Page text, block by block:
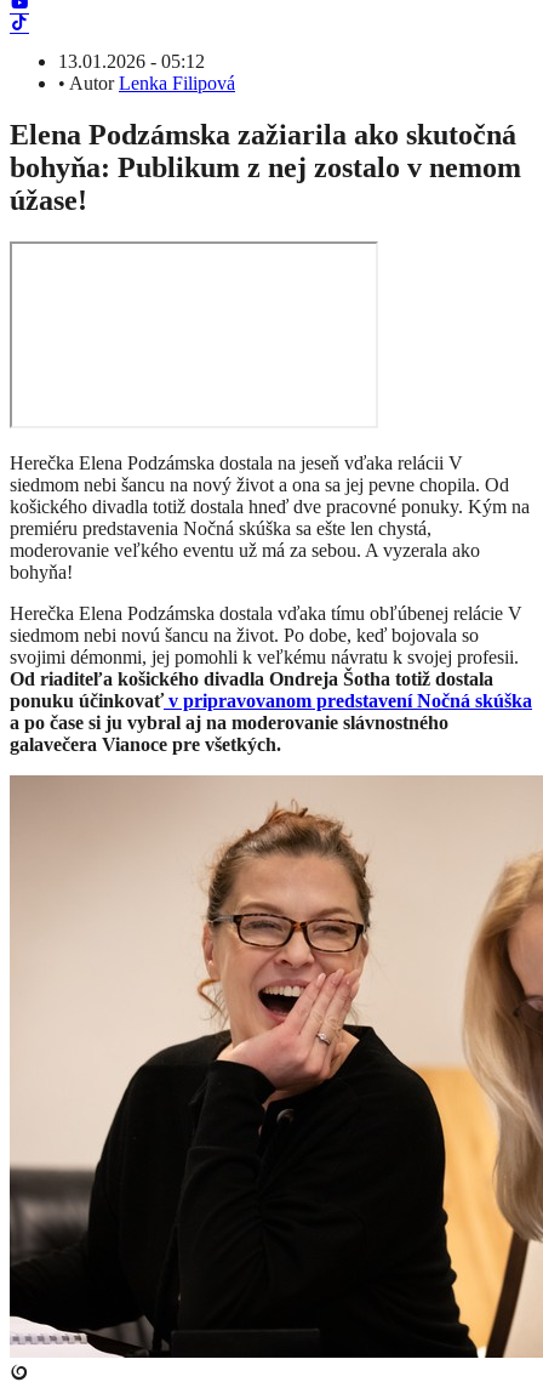
13.01.2026 - 05:12
• AutorLenka Filipová
Elena Podzámska zažiarila ako skutočná
bohyňa: Publikum z nej zostalo v nemom
úžase!
Herečka Elena Podzámska dostala na jeseň vďaka relácii V
siedmom nebi šancu na nový život a ona sa jej pevne chopila. Od
košického divadla totiž dostala hneď dve pracovné ponuky. Kým na
premiéru predstavenia Nočná skúška sa ešte len chystá,
moderovanie veľkého eventu už má za sebou. A vyzerala ako
bohyňa!
Herečka Elena Podzámska dostala vďaka tímu obľúbenej relácie V
siedmom nebi novú šancu na život. Po dobe, keď bojovala so
svojimi démonmi, jej pomohli k veľkému návratu k svojej profesii.
Od riaditeľa košického divadla Ondreja Šotha totiž dostala
ponuku účinkovaťv pripravovanom predstavení Nočná skúška
a po čase si ju vybral aj na moderovanie slávnostného
galavečera Vianoce pre všetkých.